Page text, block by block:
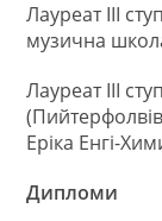
Лауреат ІІІ
музична
Лауреат ІІІ
Еріка Енгі-
Дипломи